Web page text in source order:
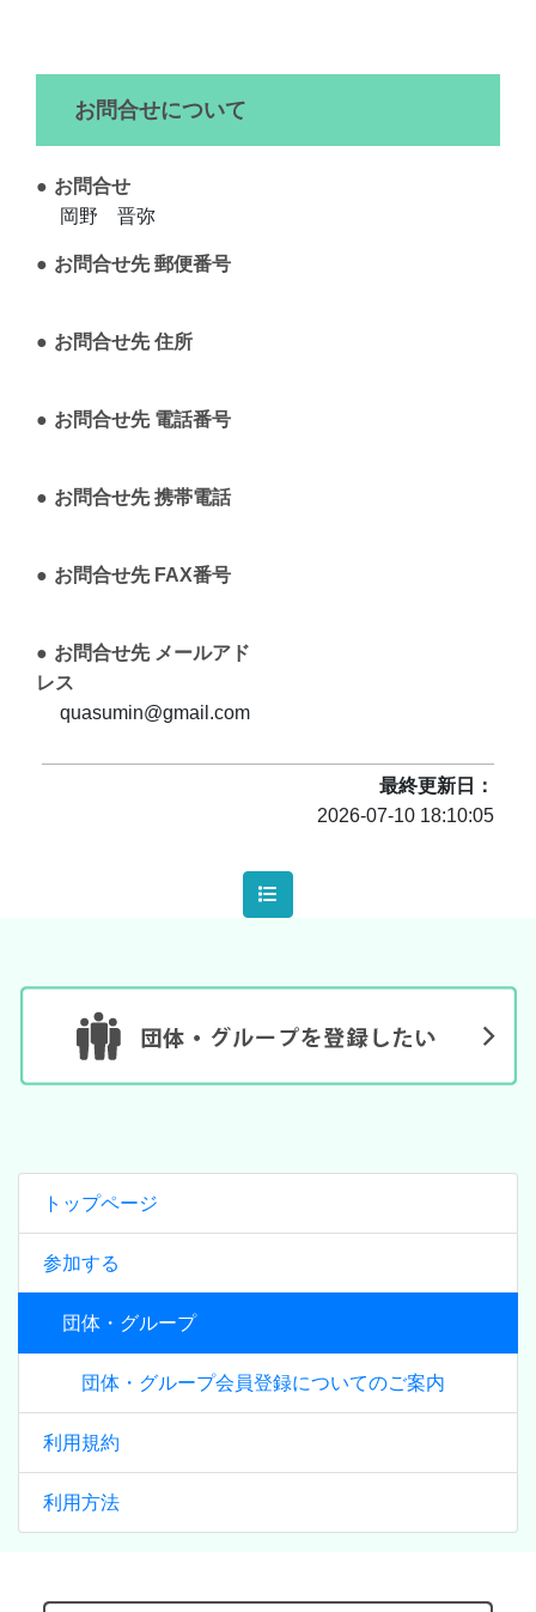
トップページ
参加する
団体・グループ
団体・グループ会員登録についてのご案内
利用規約
利用方法
お問合せについて
お問合せ
岡野 晋弥
お問合せ先 郵便番号
お問合せ先 住所
お問合せ先 電話番号
お問合せ先 携帯電話
お問合せ先 FAX番号
お問合せ先 メールアド
レス
quasumin@gmail.com
最終更新日
2026-07-10 18:10:05